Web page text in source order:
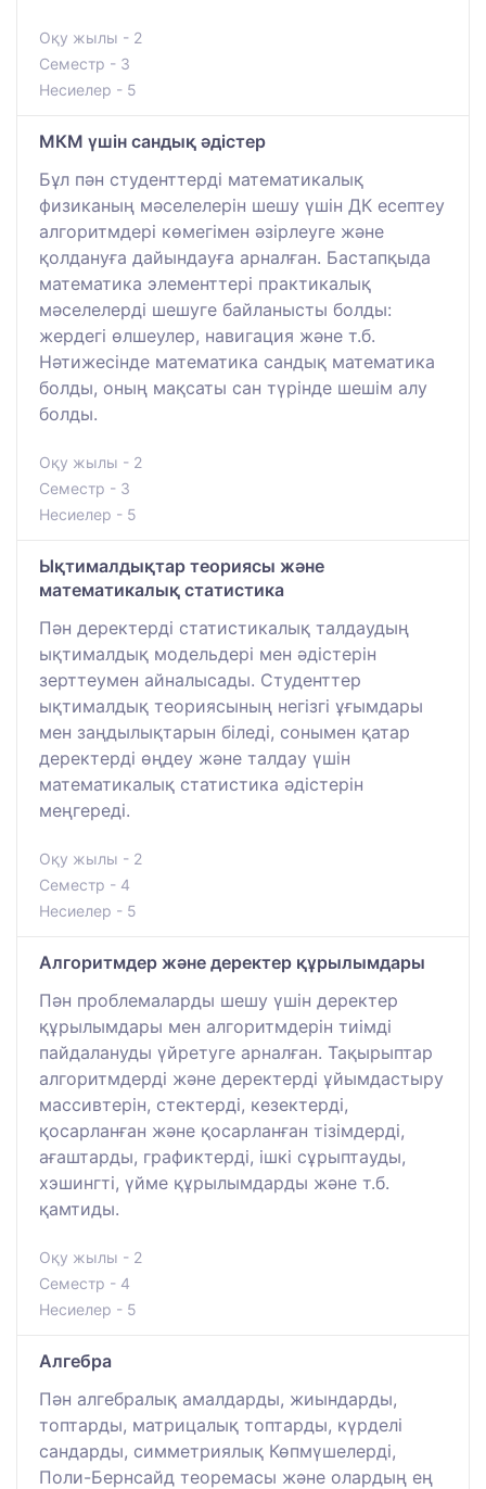
Оқу жылы - 2
Семестр - 3
Несиелер - 5
MКM үшін сандық әдістер
Бұл пән студенттерді математикалық
физиканың мәселелерін шешу үшін ДК есептеу
алгоритмдері көмегімен әзірлеуге және
қолдануға дайындауға арналған. Бастапқыда
математика элементтері практикалық
мәселелерді шешуге байланысты болды:
жердегі өлшеулер, навигация және т.б.
Нәтижесінде математика сандық математика
болды, оның мақсаты сан түрінде шешім алу
болды.
Оқу жылы - 2
Семестр - 3
Несиелер - 5
Ықтималдықтар теориясы және
математикалық статистика
Пән деректерді статистикалық талдаудың
ықтималдық модельдері мен әдістерін
зерттеумен айналысады. Студенттер
ықтималдық теориясының негізгі ұғымдары
мен заңдылықтарын біледі, сонымен қатар
деректерді өңдеу және талдау үшін
математикалық статистика әдістерін
меңгереді.
Оқу жылы - 2
Семестр - 4
Несиелер - 5
Алгоритмдер және деректер құрылымдары
Пән проблемаларды шешу үшін деректер
құрылымдары мен алгоритмдерін тиімді
пайдалануды үйретуге арналған. Тақырыптар
алгоритмдерді және деректерді ұйымдастыру
массивтерін, стектерді, кезектерді,
қосарланған және қосарланған тізімдерді,
ағаштарды, графиктерді, ішкі сұрыптауды,
хэшингті, үйме құрылымдарды және т.б.
қамтиды.
Оқу жылы - 2
Семестр - 4
Несиелер - 5
Алгебра
Пән алгебралық амалдарды, жиындарды,
топтарды, матрицалық топтарды, күрделі
сандарды, симметриялық Көпмүшелерді,
Поли-Бернсайд теоремасы және олардың ең